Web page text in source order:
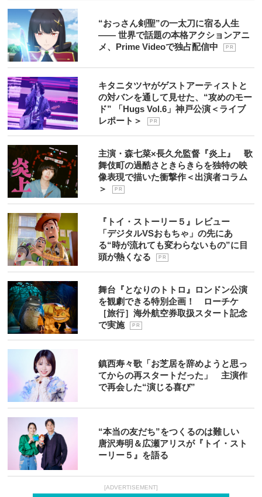
“おっさん剣聖”の一太刀に宿る人生
―― 世界で話題の本格アクションアニ
メ、Prime Videoで独占配信中
P R
キタニタツヤがゲストアーティストと
の対バンを通して見せた、“攻めのモー
ド” 「Hugs Vol.6」神戸公演＜ライブ
レポート＞
P R
主演・森七菜×長久允監督『炎上』 歌
舞伎町の過酷さときらきらを独特の映
像表現で描いた衝撃作＜出演者コラム
＞
P R
『トイ・ストーリー５』レビュー
「デジタルVSおもちゃ」の先にあ
る“時が流れても変わらないもの”に目
頭が熱くなる
P R
舞台『となりのトトロ』ロンドン公演
を観劇できる特別企画！ ローチケ
［旅行］海外航空券取扱スタート記念
で実施
P R
鎮西寿々歌「お芝居を辞めようと思っ
てからの再スタートだった」 主演作
で再会した“演じる喜び”
“本当の友だち”をつくるのは難しい
唐沢寿明＆広瀬アリスが『トイ・スト
ーリー５』を語る
[ADVERTISEMENT]